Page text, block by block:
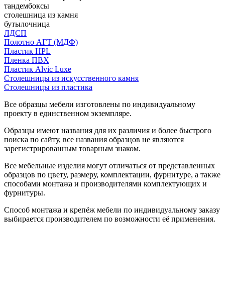
тандембоксы
столешница из камня
бутылочница
ЛДСП
Полотно АГТ (МДФ)
Пластик HPL
Пленка ПВХ
Пластик Alvic Luxe
Столешницы из искусственного камня
Столешницы из пластика
Все образцы мебели изготовлены по индивидуальному
проекту в единственном экземпляре.
Образцы имеют названия для их различия и более быстрого
поиска по сайту, все названия образцов не являются
зарегистрированным товарным знаком.
Все мебельные изделия могут отличаться от представленных
образцов по цвету, размеру, комплектации, фурнитуре, а также
способами монтажа и производителями комплектующих и
фурнитуры.
Способ монтажа и крепёж мебели по индивидуальному заказу
выбирается производителем по возможности её применения.